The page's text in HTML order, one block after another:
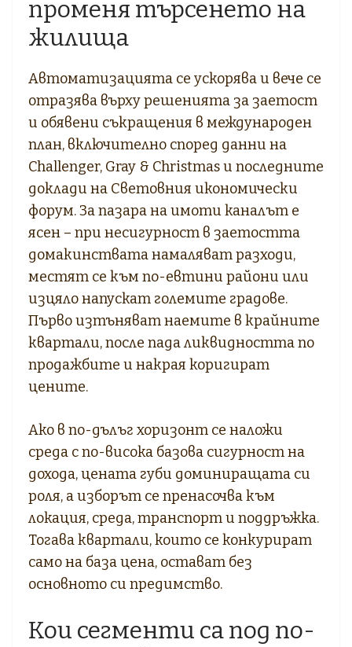
променя търсенето на
жилища
Автоматизацията се ускорява и вече се
отразява върху решенията за заетост
и обявени съкращения в международен
план, включително според данни на
Challenger, Gray & Christmas и последните
доклади на Световния икономически
форум. За пазара на имоти каналът е
ясен – при несигурност в заетостта
домакинствата намаляват разходи,
местят се към по-евтини райони или
изцяло напускат големите градове.
Първо изтъняват наемите в крайните
квартали, после пада ликвидността по
продажбите и накрая коригират
цените.
Ако в по-дълъг хоризонт се наложи
среда с по-висока базова сигурност на
дохода, цената губи доминиращата си
роля, а изборът се пренасочва към
локация, среда, транспорт и поддръжка.
Тогава квартали, които се конкурират
само на база цена, остават без
основното си предимство.
Кои сегменти са под по-